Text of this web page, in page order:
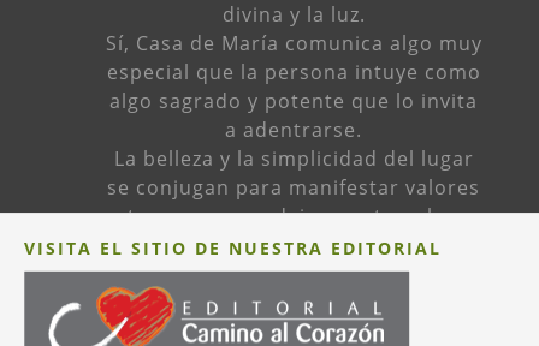
divina y la luz.
Sí, Casa de María comunica algo muy
especial que la persona intuye como
algo sagrado y potente que lo invita
a adentrarse.
La belleza y la simplicidad del lugar
se conjugan para manifestar valores
eternos que se dejan contemplar y
se entregan generosamente. Quienes
los buscan, los encuentran en su
propio interior y pueden
reconocerlos también en los otros.
VISITA EL SITIO DE NUESTRA EDITORIAL